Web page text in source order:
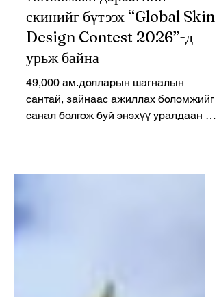
тоглоомын дараагийн
скинийг бүтээх “Global Skin
Design Contest 2026”-д
урьж байна
49,000 ам.долларын шагналын
сантай, зайнаас ажиллах боломжийг
MLBB бол урчуудын хувьд өөрсдийн
өвөрмөц дизайнаар өрсөлдөх
ёсоор эхлүүлж, дэлхийн өнцөг булан